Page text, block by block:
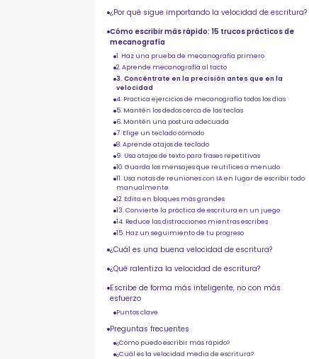
¿Por qué sigue importando la velocidad de escritura?
Cómo escribir más rápido: 15 trucos prácticos de
mecanografía
1. Haz una prueba de mecanografía primero
2. Aprende mecanografía al tacto
3. Concéntrate en la precisión antes que en la
velocidad
4. Practica ejercicios de mecanografía todos los días
5. Mantén los dedos cerca de las teclas
6. Mantén una postura adecuada
7. Elige un teclado cómodo
8. Aprende atajos de teclado
9. Usa atajos de texto para frases repetitivas
10. Guarda los mensajes que reutilices a menudo
11. Usa notas de reuniones con IA en lugar de escribir todo
manualmente
12. Edita en bloques más grandes
13. Convierte la práctica de escritura en un juego
14. Reduce las distracciones mientras escribes
15. Haz un seguimiento de tu progreso
¿Cuál es una buena velocidad de escritura?
¿Qué ralentiza la velocidad de escritura?
Escribe de forma más inteligente, no con más
esfuerzo
Puntos clave
Preguntas frecuentes
¿Cómo puedo escribir más rápido?
¿Cuál es la velocidad media de escritura?